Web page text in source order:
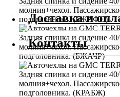
Доставка и
Контакты